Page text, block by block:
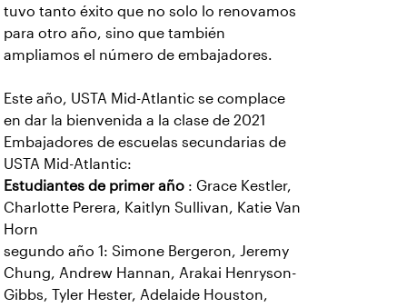
tuvo tanto éxito que no solo lo renovamos
para otro año, sino que también
ampliamos el número de embajadores.
Este año, USTA Mid-Atlantic se complace
en dar la bienvenida a la clase de 2021
Embajadores de escuelas secundarias de
USTA Mid-Atlantic:
Estudiantes de primer año : Grace Kestler,
Charlotte Perera, Kaitlyn Sullivan, Katie Van
Horn
segundo año 1: Simone Bergeron, Jeremy
Chung, Andrew Hannan, Arakai Henryson-
Gibbs, Tyler Hester, Adelaide Houston,